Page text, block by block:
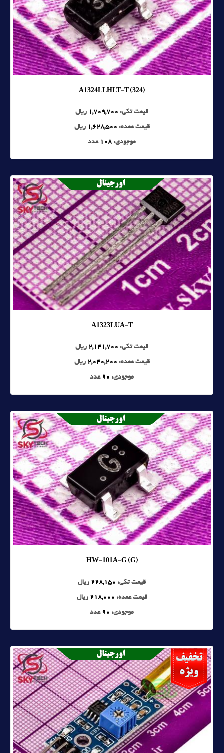
A1324LLHLT-T (324)
قیمت تکی: 1,709,700 ریال
قیمت عمده: 1,628,500 ریال
موجودی: 108 عدد
A1323LUA-T
قیمت تکی: 2,141,700 ریال
قیمت عمده: 2,040,200 ریال
موجودی: 90 عدد
HW-101A-G (G)
قیمت تکی: 228,150 ریال
قیمت عمده: 218,000 ریال
موجودی: 90 عدد